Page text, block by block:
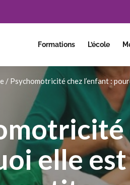
Formations L’école
/ Psychomotricité chez l’enfant :
elle